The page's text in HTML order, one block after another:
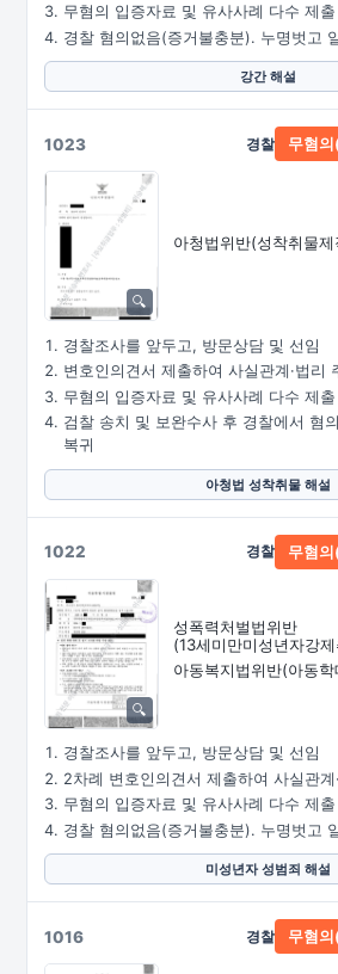
무혐의 입증자료 및 유사사례 다수 제출
경찰 혐의없음(증거불충분). 누명벗고
강간 해설
1023
아청법위반(성착취물제
경찰 무혐
경찰조사를 앞두고, 방문상담 및 선임
변호인의견서 제출하여 사실관계·법리
무혐의 입증자료 및 유사사례 다수 제출
검찰 송치 및 보완수사 후 경찰에서 혐
복귀
아청법 성착취물 해설
1022
성폭력처벌법위반
(13세미만미성년자강
아동복지법위반(아동학
경찰 무혐
경찰조사를 앞두고, 방문상담 및 선임
2차례 변호인의견서 제출하여 사실관계
무혐의 입증자료 및 유사사례 다수 제출
경찰 혐의없음(증거불충분). 누명벗고
미성년자 성범죄 해설
1016 경찰 무혐